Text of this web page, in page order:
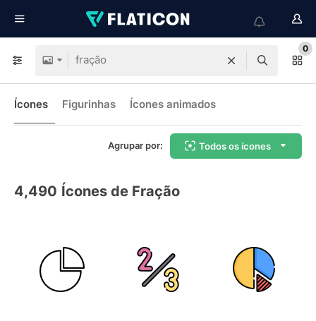
0
Ícones Figurinhas Ícones animados
Agrupar por: Todos os ícones
4,490 Ícones de Fração